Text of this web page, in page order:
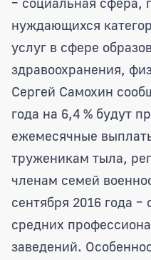
нуждающихся
услуг в сфере
здравоохранения,
Сергей Самохин
года на 6,4 % будут
ежемесячные
труженикам тыла,
членам семей
сентября 2016 года
средних
заведений.